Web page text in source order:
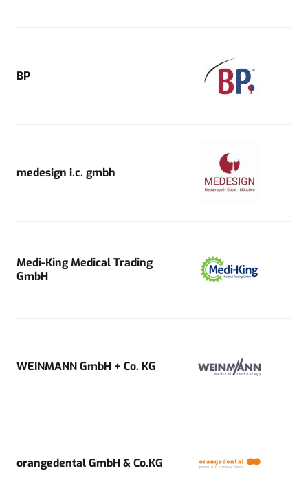
BP
medesign i.c. gmbh
Medi-King Medical Trading
GmbH
WEINMANN GmbH + Co. KG
orangedental GmbH & Co.KG